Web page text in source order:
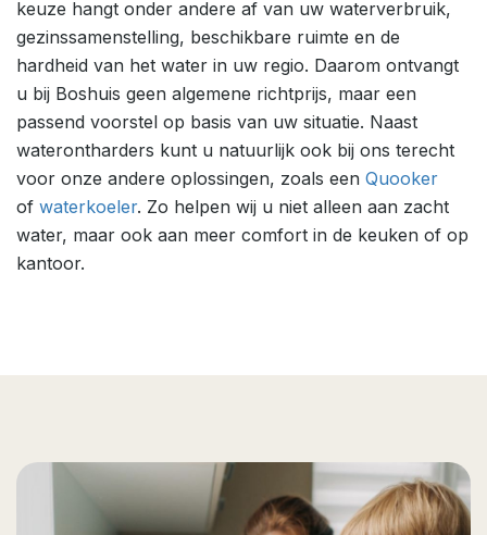
keuze hangt onder andere af van uw waterverbruik,
gezinssamenstelling, beschikbare ruimte en de
hardheid van het water in uw regio. Daarom ontvangt
u bij Boshuis geen algemene richtprijs, maar een
passend voorstel op basis van uw situatie. Naast
waterontharders kunt u natuurlijk ook bij ons terecht
voor onze andere oplossingen, zoals een Quooker
of waterkoeler. Zo helpen wij u niet alleen aan zacht
water, maar ook aan meer comfort in de keuken of op
kantoor.